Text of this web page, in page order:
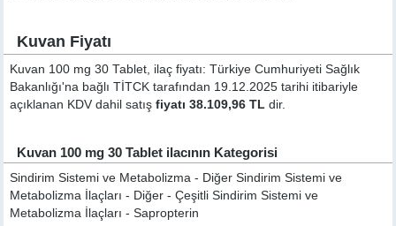
Kuvan Fiyatı
Kuvan 100 mg 30 Tablet, ilaç fiyatı: Türkiye Cumhuriyeti Sağlık
Bakanlığı'na bağlı TİTCK tarafından 19.12.2025 tarihi itibariyle
açıklanan KDV dahil satışfiyatı 38.109,96 TL dir.
Kuvan 100 mg 30 Tablet ilacının Kategorisi
Sindirim Sistemi ve Metabolizma - Diğer Sindirim Sistemi ve
Metabolizma İlaçları - Diğer - Çeşitli Sindirim Sistemi ve
Metabolizma İlaçları - Sapropterin